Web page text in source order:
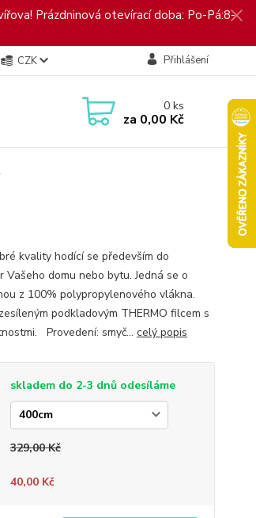
Prázdninová otevírací doba: Po-Pá:8-
CZK Přihlášení
0ks
za 0,00 Kč
kvality hodící se především do
domu nebo bytu. Jedná se o
z 100% polypropylenového vlákna.
podkladovým THERMO filcem s
Provedení: smyč... celý popis
skladem do 2-3 dnů odesíláme
329,00 Kč
40,00 Kč